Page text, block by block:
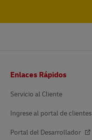
de
Enlaces Rápidos
Servicio al Cliente
Ingrese al portal de clientes
Portal del Desarrollador